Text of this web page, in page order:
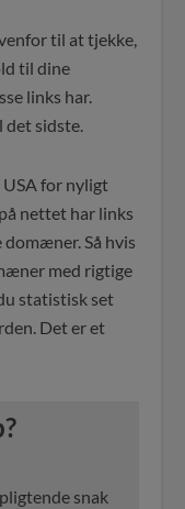
til at tjekke,
til dine
links har.
det sidste.
USA for nyligt
nettet har links
Så hvis
med rigtige
statistisk set
Det er et
snak